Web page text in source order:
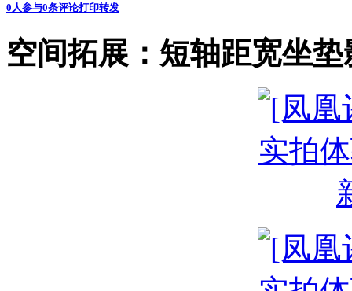
0 人参与0条评论打印转发
空间拓展：短轴距宽坐